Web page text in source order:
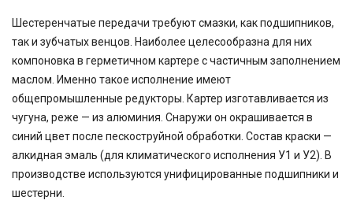
Шестеренчатые передачи требуют смазки, как подшипников,
так и зубчатых венцов. Наиболее целесообразна для них
компоновка в герметичном картере с частичным заполнением
маслом. Именно такое исполнение имеют
общепромышленные редукторы. Картер изготавливается из
чугуна, реже — из алюминия. Снаружи он окрашивается в
синий цвет после пескоструйной обработки. Состав краски —
алкидная эмаль (для климатического исполнения У1 и У2). В
производстве используются унифицированные подшипники и
шестерни.